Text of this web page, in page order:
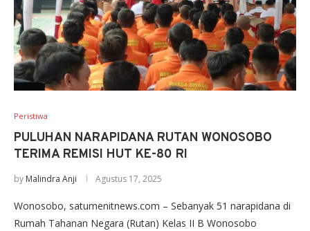
Peristiwa
PULUHAN NARAPIDANA RUTAN WONOSOBO
TERIMA REMISI HUT KE-80 RI
by Malindra Anji Agustus 17, 2025
Wonosobo, satumenitnews.com – Sebanyak 51 narapidana di
Rumah Tahanan Negara (Rutan) Kelas II B Wonosobo